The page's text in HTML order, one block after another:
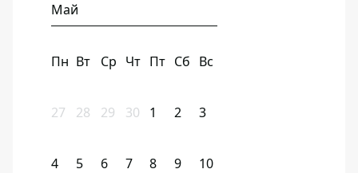
Май
Пн Вт Ср Чт Пт Сб Вс
27 28 29 30 1 2 3
4 5 6 7 8 9 10